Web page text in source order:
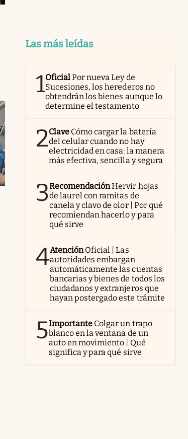
Las más leídas
1OficialPor nueva Ley de
Sucesiones, los herederos no
obtendrán los bienes aunque lo
determine el testamento
2Clave Cómo cargar la batería
del celular cuando no hay
electricidad en casa: la manera
más efectiva, sencilla y segura
3RecomendaciónHervir hojas
de laurel con ramitas de
canela y clavo de olor | Por qué
recomiendan hacerlo y para
qué sirve
4AtenciónOficial | Las
autoridades embargan
automáticamente las cuentas
bancarias y bienes de todos los
ciudadanos y extranjeros que
hayan postergado este trámite
5Importante Colgar un trapo
blanco en la ventana de un
auto en movimiento | Qué
significa y para qué sirve